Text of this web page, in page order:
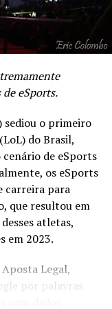
2024 não têm
mas sim com
e a busca
uma
a longo prazo”,
temporada de
aguardam
se
emoções e
eSports.
sediou o primeiro
do Brasil,
de eSports
os eSports
carreira para
que resultou em
atletas,
em 2023.
Legal,
por palavras